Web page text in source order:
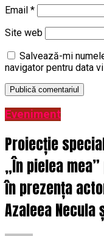
Email *
Site web
Salvează-mi
navigator pentru data
Eveniment
Proiecție
„În pielea
în prezența
Azaleea Necula